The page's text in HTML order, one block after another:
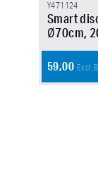
Y471124
Smart
Ø70cm,
59,00 Excl.